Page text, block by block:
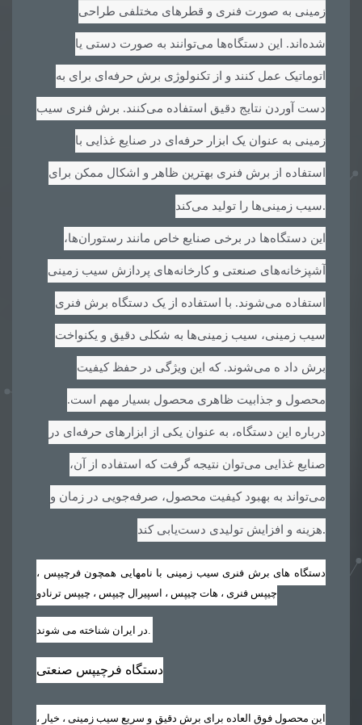
زمینی به صورت فنری و قطرهای مختلفی طراحی
شده‌اند. این دستگاه‌ها می‌توانند به صورت دستی یا
اتوماتیک عمل کنند و از تکنولوژی برش حرفه‌ای برای به
دست آوردن نتایج دقیق استفاده می‌کنند. برش فنری سیب
زمینی به عنوان یک ابزار حرفه‌ای در صنایع غذایی با
استفاده از برش فنری بهترین ظاهر و اشکال ممکن برای
سیب زمینی‌ها را تولید می‌کند.
این دستگاه‌ها در برخی صنایع خاص مانند رستوران‌ها،
آشپزخانه‌های صنعتی و کارخانه‌های پردازش سیب زمینی
استفاده می‌شوند. با استفاده از یک دستگاه برش فنری
سیب زمینی، سیب زمینی‌ها به شکلی دقیق و یکنواخت
برش داد ه می‌شوند. که این ویژگی در حفظ کیفیت
محصول و جذابیت ظاهری محصول بسیار مهم است.
درباره این دستگاه، به عنوان یکی از ابزارهای حرفه‌ای در
صنایع غذایی می‌توان نتیجه گرفت که استفاده از آن،
می‌تواند به بهبود کیفیت محصول، صرفه‌جویی در زمان و
هزینه و افزایش تولیدی دست‌یابی کند.
دستگاه های برش فنری سیب زمینی با نامهایی همچون فرچیپس ،
چیپس فنری ، هات چیپس ، اسپیرال چیپس ، چیپس ترنادو
در ایران شناخته می شوند
دستگاه فرچیپس صنعتی
این محصول فوق العاده برای برش دقیق و سریع سیب زمینی ، خیار ،